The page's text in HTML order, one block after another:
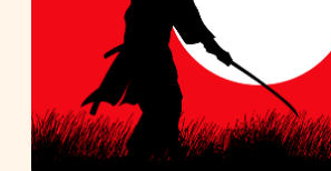
тренировки и групповые занятия. В клубе
взрослые смогут получить отличную базу
для физического развития и самозащиты.
Every pair is 100% genuine, sourced
directly from official suppliers.
[02]